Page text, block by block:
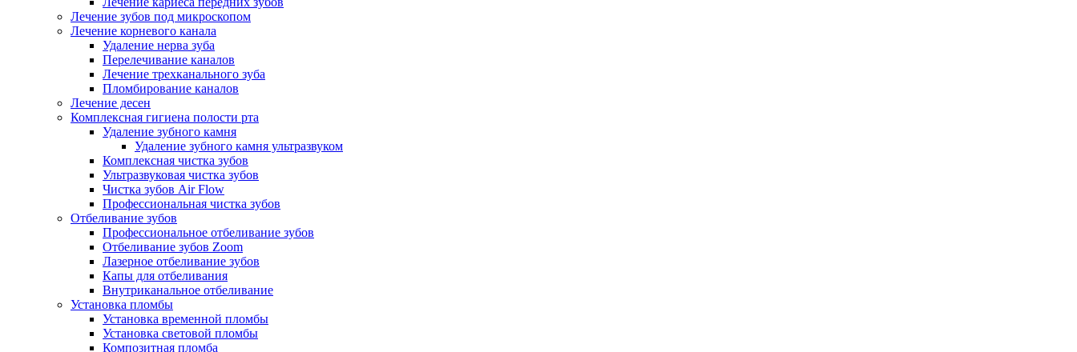
Лечение зубов под микроскопом
Лечение корневого канала
Удаление нерва зуба
Перелечивание каналов
Лечение трехканального зуба
Пломбирование каналов
Лечение десен
Комплексная гигиена полости рта
Удаление зубного камня
Удаление зубного камня ультразвуком
Комплексная чистка зубов
Ультразвуковая чистка зубов
Чистка зубов Air Flow
Профессиональная чистка зубов
Отбеливание зубов
Профессиональное отбеливание зубов
Отбеливание зубов Zoom
Лазерное отбеливание зубов
Капы для отбеливания
Внутриканальное отбеливание
Установка пломбы
Установка временной пломбы
Установка световой пломбы
Композитная пломба